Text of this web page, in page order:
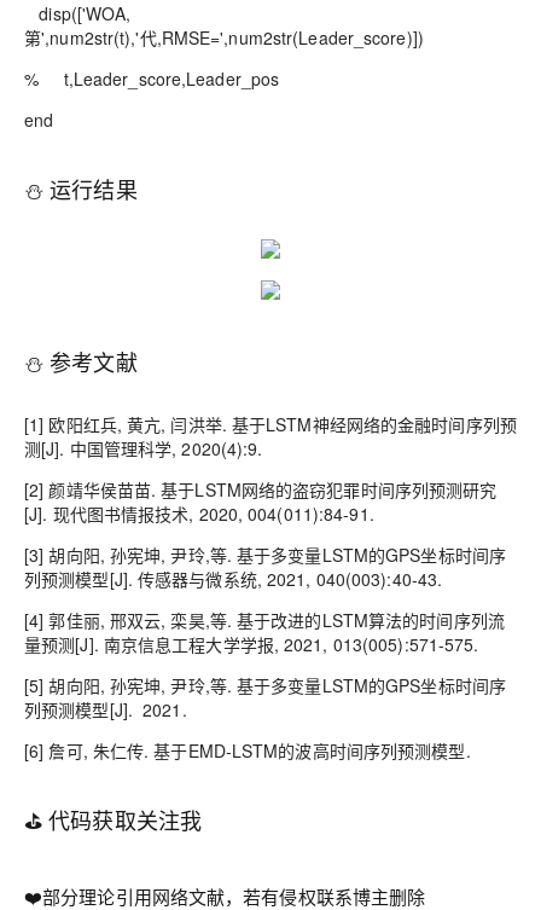
disp(['WOA,
第',num2str(t),'代,RMSE=',num2str(Leader_score)])
% t,Leader_score,Leader_pos
end
⛄ 运行结果
⛄ 参考文献
[1] 欧阳红兵, 黄亢, 闫洪举. 基于LSTM神经网络的金融时间序列预
测[J]. 中国管理科学, 2020(4):9.
[2] 颜靖华侯苗苗. 基于LSTM网络的盗窃犯罪时间序列预测研究
[J]. 现代图书情报技术, 2020, 004(011):84-91.
[3] 胡向阳, 孙宪坤, 尹玲,等. 基于多变量LSTM的GPS坐标时间序
列预测模型[J]. 传感器与微系统, 2021, 040(003):40-43.
[4] 郭佳丽, 邢双云, 栾昊,等. 基于改进的LSTM算法的时间序列流
量预测[J]. 南京信息工程大学学报, 2021, 013(005):571-575.
[5] 胡向阳, 孙宪坤, 尹玲,等. 基于多变量LSTM的GPS坐标时间序
列预测模型[J]. 2021.
[6] 詹可, 朱仁传. 基于EMD-LSTM的波高时间序列预测模型.
⛳️ 代码获取关注我
❤️部分理论引用网络文献，若有侵权联系博主删除